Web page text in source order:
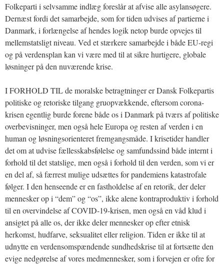
Folkeparti i selvsamme indlæg foreslår at afvise alle asylansøgere.
Dernæst fordi det samarbejde, som for tiden udvises af partierne i
Danmark, i forlængelse af hendes logik netop burde opvejes til
mellemstatsligt niveau. Ved et stærkere samarbejde i både EU-regi
og på verdensplan kan vi være med til at sikre hurtigere, globale
løsninger på den nuværende krise.
I FORHOLD TIL de moralske betragtninger er Dansk Folkepartis
politiske og retoriske tilgang gruopvækkende, eftersom corona-
krisen egentlig burde forene både os i Danmark på tværs af politiske
overbevisninger, men også hele Europa og resten af verden i en
human og løsningsorienteret fremgangsmåde. I krisetider handler
det om at udvise fællesskabsfølelse og samfundssind både internt i
forhold til det statslige, men også i forhold til den verden, som vi er
en del af, så færrest mulige udsættes for pandemiens katastrofale
følger. I den henseende er en fastholdelse af en retorik, der deler
mennesker op i “dem” og “os”, ikke alene kontraproduktiv i forhold
til en overvindelse af COVID-19-krisen, men også en våd klud i
ansigtet på alle os, der ikke deler mennesker op efter etnisk
herkomst, hudfarve, seksualitet eller religion. Tiden er ikke til at
udnytte en verdensomspændende sundhedskrise til at fortsætte den
evige nedgørelse af vores medmennesker, som i forvejen er ofre for